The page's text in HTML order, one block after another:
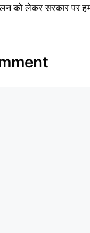
को लेकर सरकार पर